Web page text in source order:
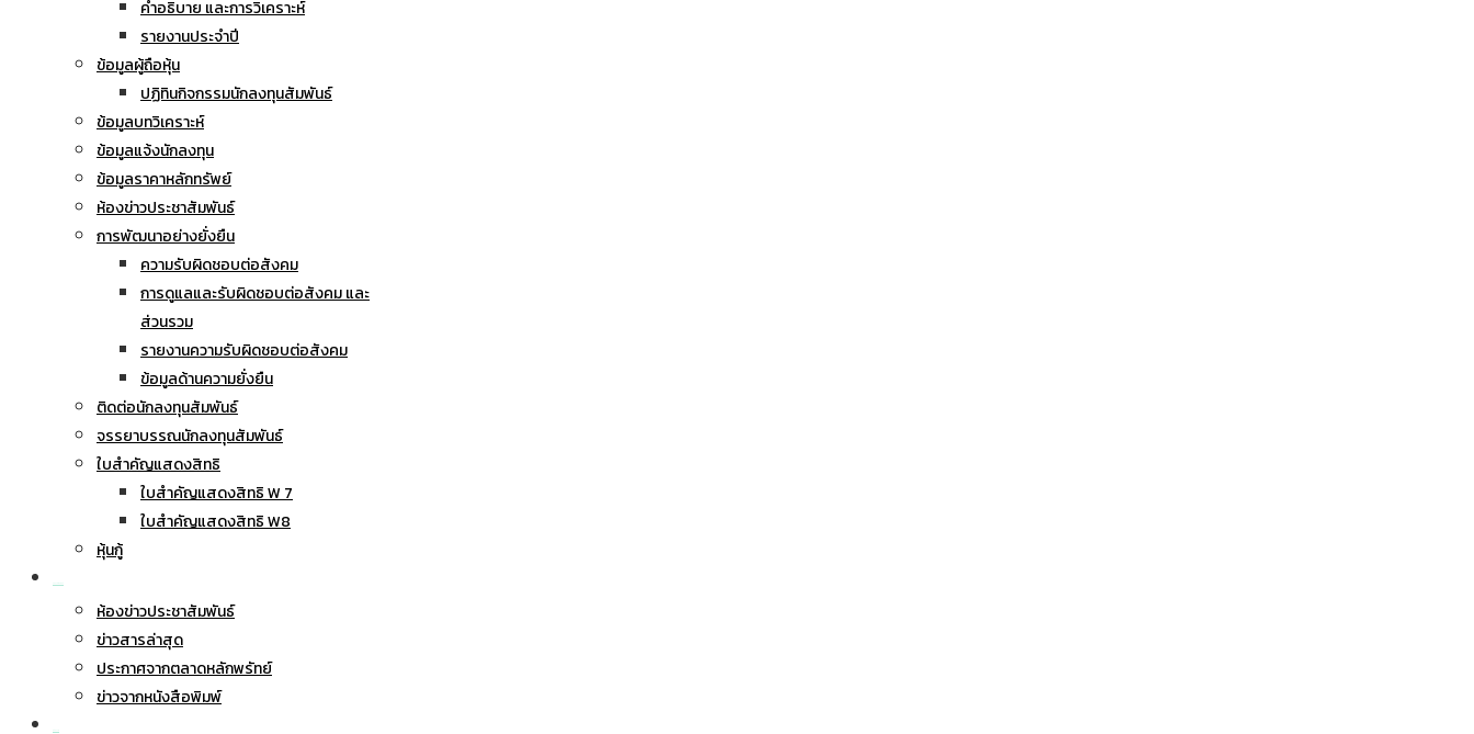
คำอธิบาย และการวิเคราะห์
รายงานประจำปี
ข้อมูลผู้ถือหุ้น
ปฏิทินกิจกรรมนักลงทุนสัมพันธ์
ข้อมูลบทวิเคราะห์
ข้อมูลแจ้งนักลงทุน
ข้อมูลราคาหลักทรัพย์
ห้องข่าวประชาสัมพันธ์
การพัฒนาอย่างยั่งยืน
ความรับผิดชอบต่อสังคม
การดูแลและรับผิดชอบต่อสังคม และ
ส่วนรวม
รายงานความรับผิดชอบต่อสังคม
ข้อมูลด้านความยั่งยืน
ติดต่อนักลงทุนสัมพันธ์
จรรยาบรรณนักลงทุนสัมพันธ์
ใบสำคัญแสดงสิทธิ
ใบสำคัญแสดงสิทธิ W 7
ใบสำคัญแสดงสิทธิ W8
หุ้นกู้
ห้องข่าวประชาสัมพันธ์
ข่าวสารล่าสุด
ประกาศจากตลาดหลักพรัทย์
ข่าวจากหนังสือพิมพ์